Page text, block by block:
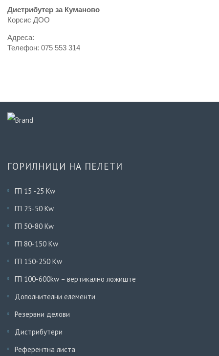
Дистрибутер за Куманово
Корсис ДОО
Адреса:
Телефон: ‎075 553 314
ГОРИЛНИЦИ НА ПЕЛЕТИ
ГП 15 -25 Kw
ГП 25-50 Kw
ГП 50-80 Kw
ГП 80-150 Кw
ГП 150-250 Кw
ГП 100-600kw – вертикално ложиште
Дополнителни елементи
Резервни делови
Дистрибутери
Референтна листа